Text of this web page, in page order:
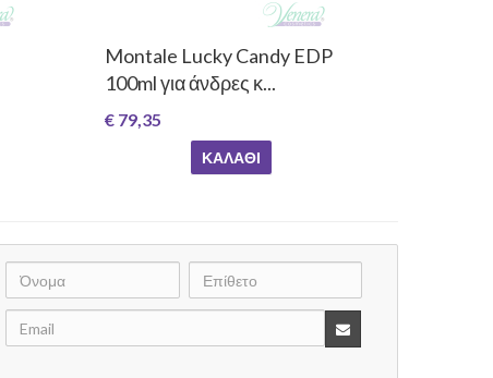
Montale Lucky Candy EDP
100ml για άνδρες κ...
€ 79,35
ΚΑΛΆΘΙ